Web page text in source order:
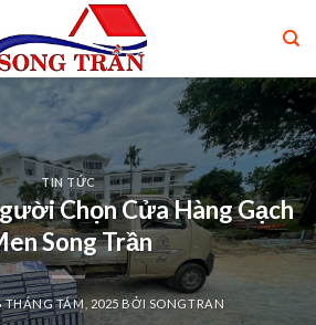
TIN TỨC
Chọn Cửa Hàng Gạch
Song Trần
THÁNG TÁM, 2025 BỞI SONGTRAN